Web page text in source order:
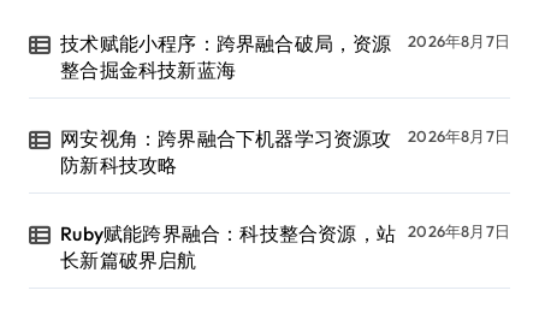
技术赋能小程序：跨界融合破局，资源
整合掘金科技新蓝海
2026年8月7日
网安视角：跨界融合下机器学习资源攻
防新科技攻略
2026年8月7日
Ruby赋能跨界融合：科技整合资源，站
长新篇破界启航
2026年8月7日